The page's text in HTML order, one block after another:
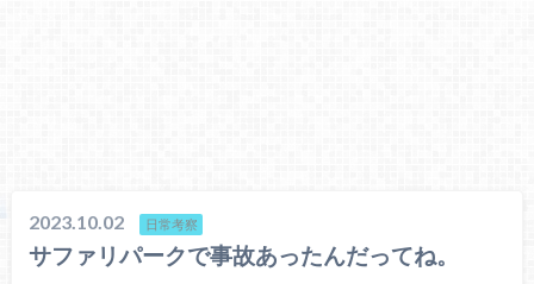
2023.10.02 日常考察
サファリパークで事故あったんだってね。